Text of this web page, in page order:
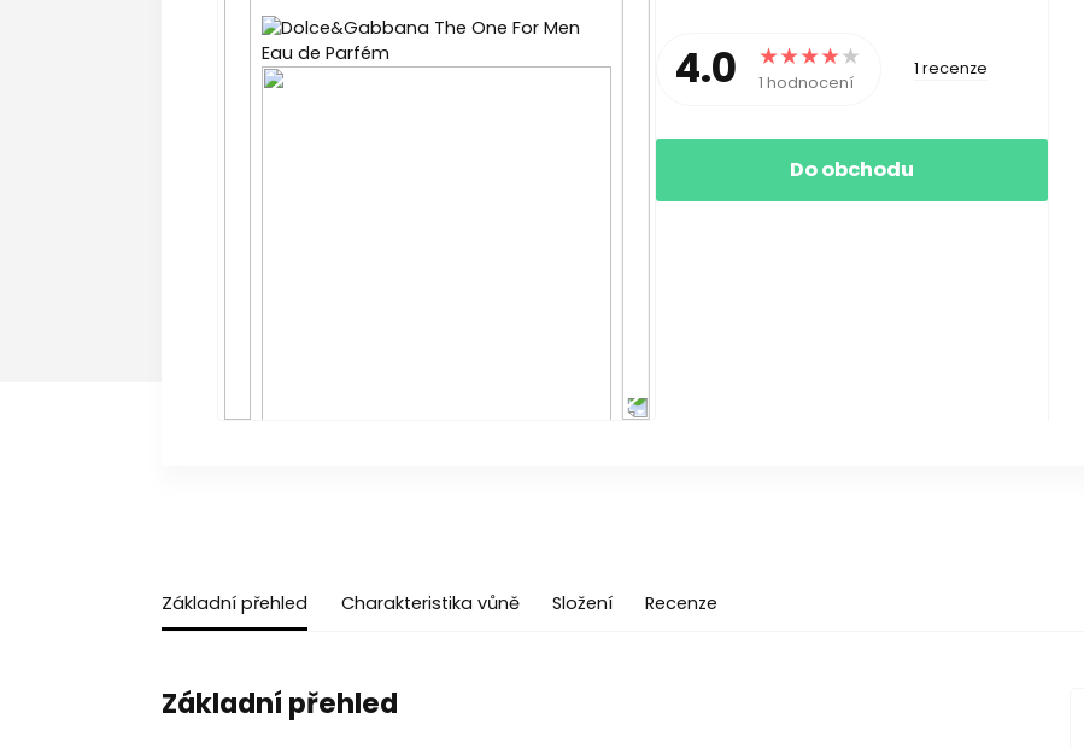
4.0 1 hodnocení
1 recenze
Do obchodu
Základní přehled Charakteristika vůně Složení Recenze
Základní přehled